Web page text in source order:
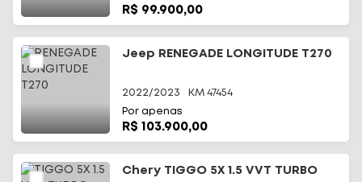
R$ 99.900,00
Jeep RENEGADE LONGITUDE T270
2022/2023 KM 47454
Por apenas
R$ 103.900,00
Chery TIGGO 5X 1.5 VVT TURBO